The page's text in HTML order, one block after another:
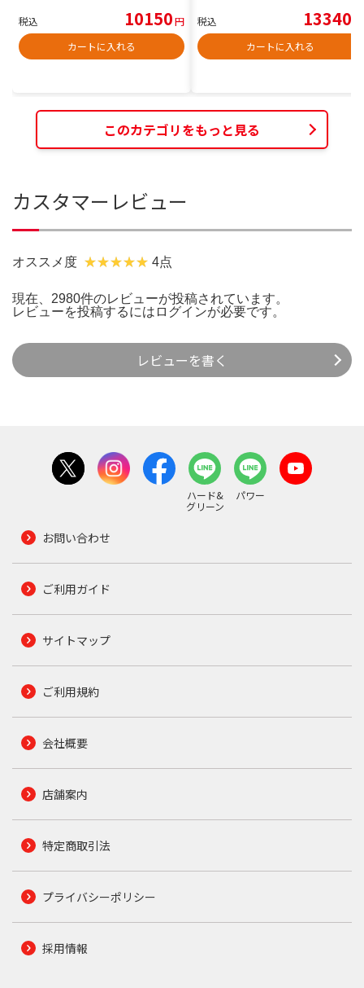
税込 10150円
カートに入れる
税込 13340
カートに入れる
このカテゴリをもっと見る
カスタマーレビュー
オススメ度 4点
現在、2980件のレビューが投稿されています。
レビューを投稿するには ログインが必要です。
レビューを書く
ハード&
グリーン
パワー
お問い合わせ
ご利用ガイド
サイトマップ
ご利用規約
会社概要
店舗案内
特定商取引法
プライバシーポリシー
採用情報